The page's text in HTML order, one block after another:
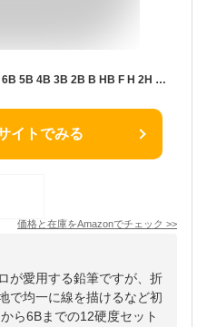
ステッドラー(STAEDTLER) 鉛筆 6B 5B 4B 3B 2B B HB F H 2H 3H 4H マルス ルモグラフ 筆記 デッサン 12硬度セット 100 G12
イトでみる
価格と在庫をAmazonでチェック >>
が愛用する鉛筆ですが、折
で均一に線を描けるなど初
ら6Bまでの12硬度セット